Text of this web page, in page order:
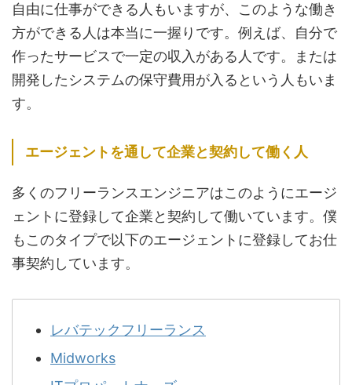
自由に仕事ができる人もいますが、このような働き
方ができる人は本当に一握りです。例えば、自分で
作ったサービスで一定の収入がある人です。または
開発したシステムの保守費用が入るという人もいま
す。
エージェントを通して企業と契約して働く人
多くのフリーランスエンジニアはこのようにエージ
ェントに登録して企業と契約して働いています。僕
もこのタイプで以下のエージェントに登録してお仕
事契約しています。
レバテックフリーランス
Midworks